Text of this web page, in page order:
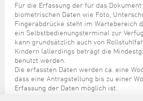
Für die Erfassung der für das
biometrischen Daten wie Foto,
Fingerabdrücke steht im Wartebereich
ein Selbstbedienungsterminal zur
kann grundsätzlich auch von
Kindern (allerdings beträgt die
benutzt werden.
Die erfassten Daten werden ca. eine
dass eine Antragstellung bis zu einer
Erfassung der Daten möglich ist.